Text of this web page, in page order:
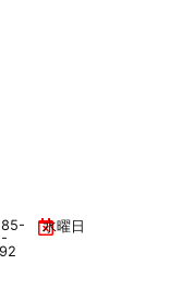
水曜日